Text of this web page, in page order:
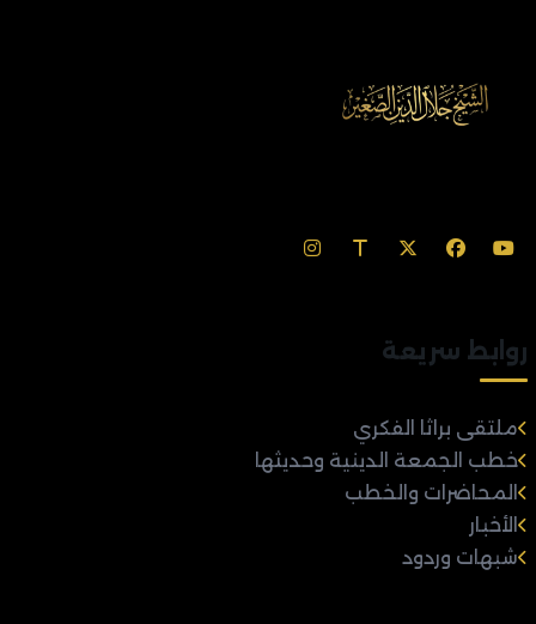
روابط سريعة
ملتقى براثا الفكري
خطب الجمعة الدينية وحديثها
المحاضرات والخطب
الأخبار
شبهات وردود